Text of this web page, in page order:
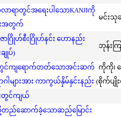
ာရာတွင်အရေးပါသောKANJIကို
းအတွက်
မင်းသုခ
ဂြိုဟ်စီးဂြိုဟ်နင်း ဟောနည်း
ျုပ်)
ဘုန်းက
တွင်ကျရောက်တတ်သောအင်းဆက်
ာဂါများအား ကာကွယ်နှိမ်နှင်းနည်း
ကိုကို၊
(စိုက်ပျိုး
တွင်ကျယ်
တို့တည်ဆောက်ခဲ့သောဆည်မြောင်း